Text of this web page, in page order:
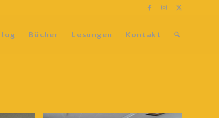
Bücher Lesungen Kontakt